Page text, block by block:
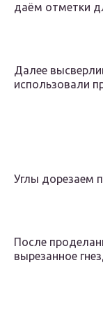
даём отметки
Далее
использовали
Углы дорезаем
После
вырезанное